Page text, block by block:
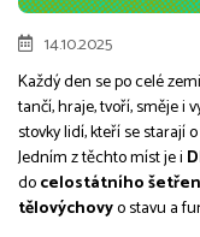
14.10.2025
Každý den se po celé
tančí, hraje, tvoří, směje i
stovky lidí, kteří se starají
Jedním z těchto míst je i
docelostátního
tělovýchovyo stavu a